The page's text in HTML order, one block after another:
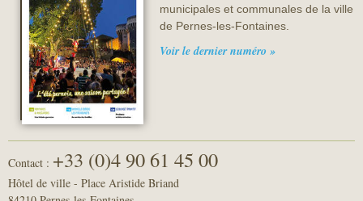
municipales et communales de la ville
de Pernes-les-Fontaines.
Voir le dernier numéro »
Contact : +33 (0)4 90 61 45 00
Hôtel de ville - Place Aristide Briand